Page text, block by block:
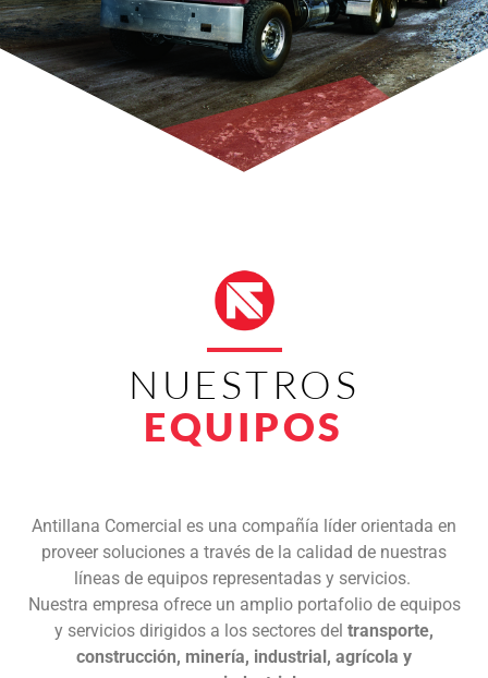
NUESTROS
EQUIPOS
Antillana Comercial es una compañía líder orientada en
proveer soluciones a través de la calidad de nuestras
líneas de equipos representadas y servicios.
Nuestra empresa ofrece un amplio portafolio de equipos
y servicios dirigidos a los sectores del transporte,
construcción, minería, industrial, agrícola y